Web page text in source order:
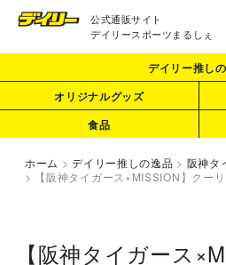
公式通販サイト
デイリースポーツまるしぇ
デイリー推し
オリジナルグッズ
食品
ホーム > デイリー推しの逸品 > 阪神タ
>
【阪神タイガース×MISSION】クー
【阪神タイガース